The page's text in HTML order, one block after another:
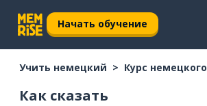
Начать обучение
Учить немецкий Курс немецкого
Как сказать